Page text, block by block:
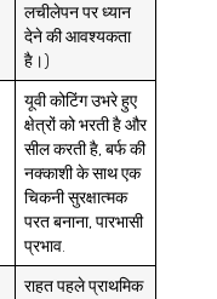
लचीलेपन पर ध्यान
देने की आवश्यकता
है।)
यूवी कोटिंग उभरे हुए
क्षेत्रों को भरती है और
सील करती है, बर्फ की
नक्काशी के साथ एक
चिकनी सुरक्षात्मक
परत बनाना, पारभासी
प्रभाव.
राहत पहले प्राथमिक